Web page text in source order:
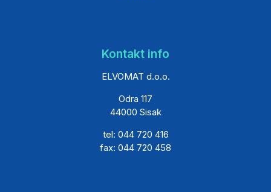
Kontakt info
ELVOMAT d.o.o.
Odra 117
44000 Sisak
tel: 044 720 416
fax: 044 720 458